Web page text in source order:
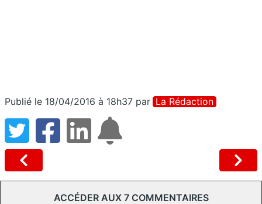
Publié le 18/04/2016 à 18h37 par La Rédaction
ACCÉDER AUX 7 COMMENTAIRES